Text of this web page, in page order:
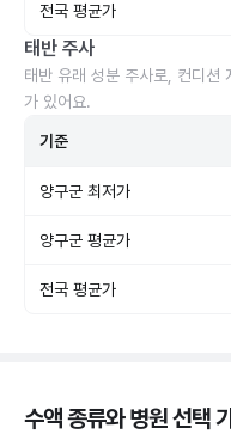
전국 평균가
태반 주사
태반 유래 성분 주사로, 컨디션
가 있어요.
기준
양구군 최저가
양구군 평균가
전국 평균가
수액 종류와 병원 선택